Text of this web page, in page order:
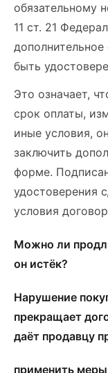
обязательному
11 ст. 21
быть
Это означает,
срок оплаты,
иные условия,
заключить
форме.
удостоверения
условия
Можно ли
он истёк?
Нарушение
прекращает
даёт продавцу
применить меры